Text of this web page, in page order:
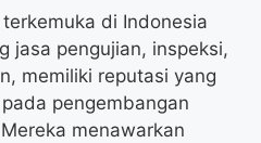
di Indonesia
jasa pengujian, inspeksi,
memiliki reputasi yang
pengembangan
menawarkan